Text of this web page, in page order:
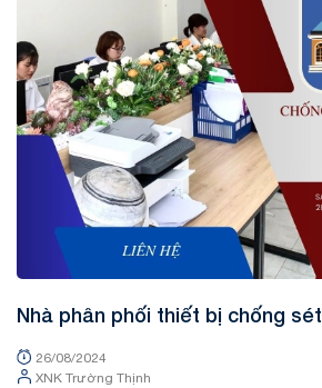
Nhà phân phối thiết bị chống
26/08/2024
XNK Trường Thịnh